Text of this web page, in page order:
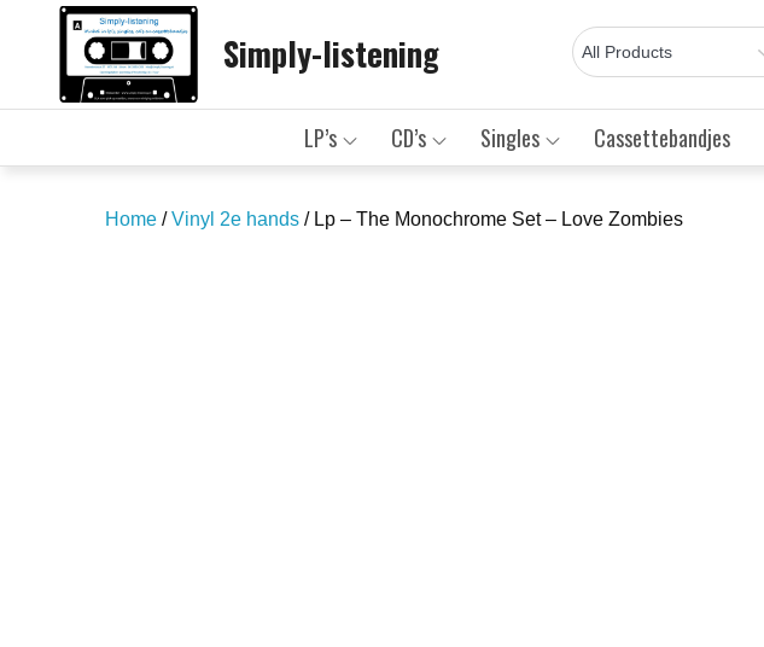
Simply-listening
LP’s CD’s Singles Cassettebandjes
Home /Vinyl 2e hands / Lp – The Monochrome Set – Love Zombies